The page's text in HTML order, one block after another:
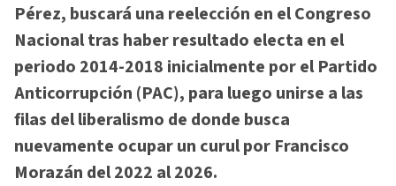
Pérez, buscará una reelección en el Congreso
Nacional tras haber resultado electa en el
periodo 2014-2018 inicialmente por el Partido
Anticorrupción (PAC), para luego unirse a las
filas del liberalismo de donde busca
nuevamente ocupar un curul por Francisco
Morazán del 2022 al 2026.